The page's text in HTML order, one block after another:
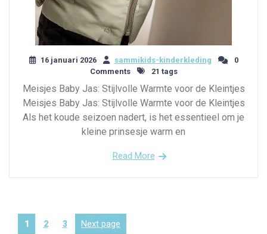
16 januari 2026 sammikids-kinderkleding
0
Comments
21 tags
Meisjes Baby Jas: Stijlvolle Warmte voor de Kleintjes
Meisjes Baby Jas: Stijlvolle Warmte voor de Kleintjes
Als het koude seizoen nadert, is het essentieel om je
kleine prinsesje warm en
Read More
Berichten
Page
1 2 3 Next page